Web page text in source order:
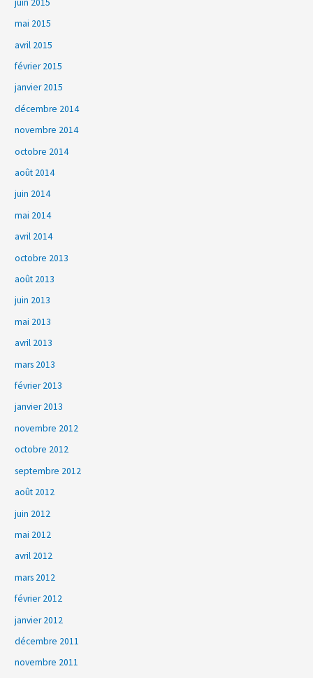
mai 2015
avril 2015
février 2015
janvier 2015
décembre 2014
novembre 2014
octobre 2014
août 2014
juin 2014
mai 2014
avril 2014
octobre 2013
août 2013
juin 2013
mai 2013
avril 2013
mars 2013
février 2013
janvier 2013
novembre 2012
octobre 2012
septembre 2012
août 2012
juin 2012
mai 2012
avril 2012
mars 2012
février 2012
janvier 2012
décembre 2011
novembre 2011